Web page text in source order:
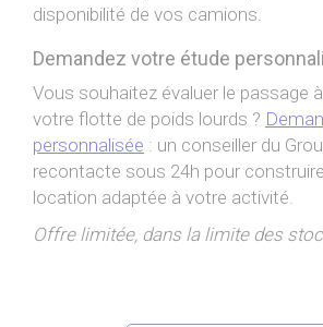
disponibilité de vos camions.
Demandez votre étude
Vous souhaitez évaluer le passage
votre flotte de poids lourds ?
personnalisée : un conseiller du
recontacte sous 24h pour
location adaptée à votre activité.
Offre limitée, dans la limite des